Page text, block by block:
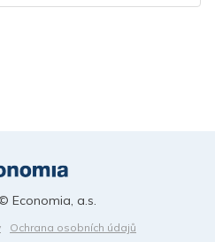
Ochrana osobních údajů
Economia, a.s.